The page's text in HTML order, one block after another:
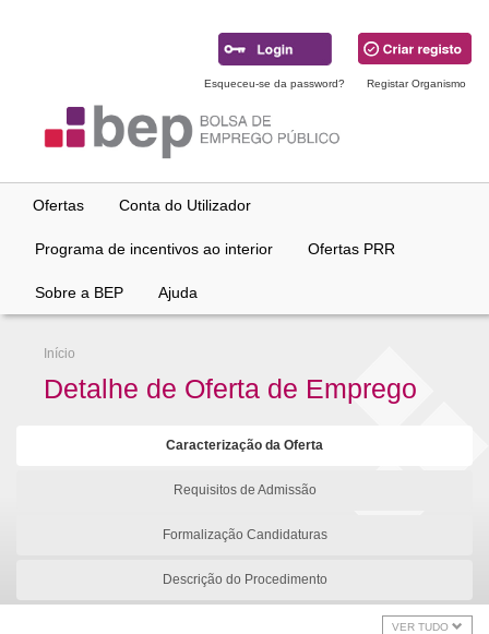
Esqueceu-se da password? Registar Organismo
Ofertas Conta do Utilizador
Programa de incentivos ao interior Ofertas PRR
Sobre a BEP Ajuda
Início
Detalhe de Oferta de Emprego
Caracterização da Oferta
Requisitos de Admissão
Formalização Candidaturas
Descrição do Procedimento
VER TUDO